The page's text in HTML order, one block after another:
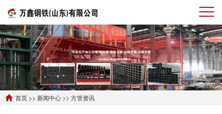
首页 >> 新闻中心 >>方管资讯